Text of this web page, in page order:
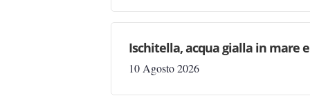
Ischitella, acqua gialla in mare
10 Agosto 2026